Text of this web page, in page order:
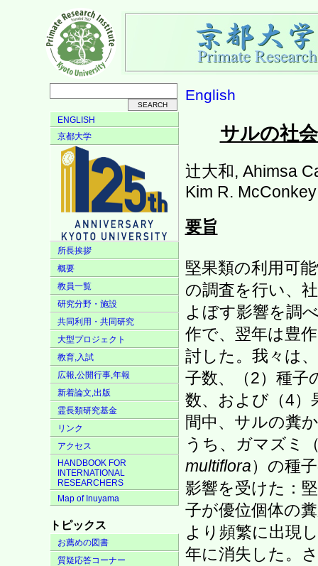
ENGLISH
京都大学
所長挨拶
概要
教員一覧
研究分野・施設
共同利用・共同研究
大型プロジェクト
教育,入試
広報,公開行事,年報
新着論文,出版
霊長類研究基金
リンク
アクセス
HANDBOOK FOR
INTERNATIONAL
RESEARCHERS
Map of Inuyama
トピックス
お薦めの図書
質疑応答コーナー
English
サルの社
辻大和, Ahimsa
Kim R. McConkey
要旨
堅果類の利用可
の調査を行い、
よぼす影響を調
作で、翌年は豊
討した。我々は
子数、（2）種子
数、および（4）
間中、サルの糞
うち、ガマズミ
multiflora）の種
影響を受けた：
子が優位個体の
より頻繁に出現
年に消失した。